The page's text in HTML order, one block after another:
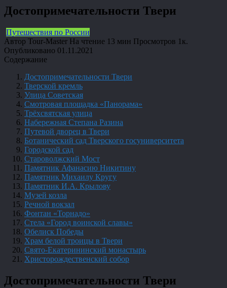
Достопримечательности Твери
Путешествия по России
Автор Tour-Master На чтение 13 мин Просмотров 1к.
Опубликовано 01.11.2021
Содержание
Достопримечательности Твери
Тверской кремль
Улица Советская
Смотровая площадка «Панорама»
Трёхсвятская улица
Набережная Степана Разина
Путевой дворец в Твери
Ботанический сад Тверского госуниверситета
Городской сад
Староволжский Мост
Памятник Афанасию Никитину
Памятник Михаилу Кругу
Памятник И.А. Крылову
Музей козла
Речной вокзал
Фонтан «Торнадо»
Стела «Город воинской славы»
Обелиск Победы
Храм белой троицы в Твери
Свято-Екатерининский монастырь
Христорождественский собор
Достопримечательности Твери